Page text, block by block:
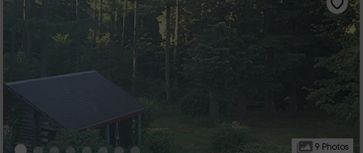
9 Photos